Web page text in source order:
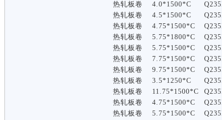
热轧板卷
4.0*1500*C
热轧板卷
4.5*1500*C
热轧板卷
4.75*1500*C
热轧板卷
5.75*1800*C
热轧板卷
5.75*1500*C
热轧板卷
7.75*1500*C
热轧板卷
9.75*1500*C
热轧板卷
3.5*1250*C
热轧板卷
11.75*1500*C
热轧板卷
4.75*1500*C
热轧板卷
5.75*1500*C